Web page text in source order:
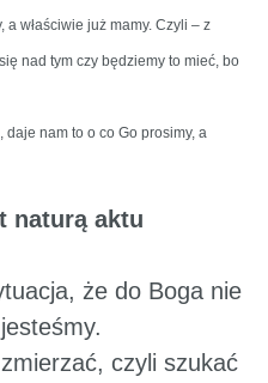
właściwie już mamy. Czyli – z
nad tym czy będziemy to mieć, bo
nam to o co Go prosimy, a
naturą aktu
że do Boga nie
czyli szukać